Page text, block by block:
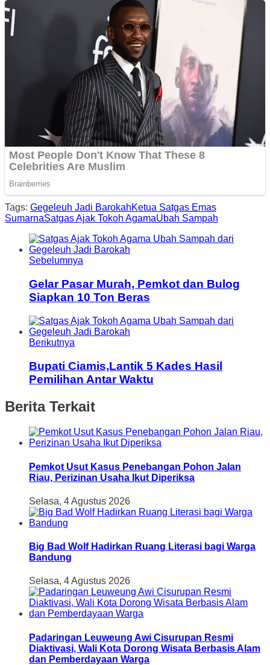
Tags: Gegeleuh Jadi BarokahKetua Satgas Emas
SumarnaSatgas Ajak Tokoh AgamaUbah Sampah
Sebelumnya
Gelar Pasar Murah, Pemkot dan Bulog
Siapkan 10 Ton Beras
Berikutnya
Bupati Ciamis,Lantik 5 Kades Hasil
Pemilihan Antar Waktu
Berita Terkait
Pemkot Usut Kasus Penebangan Pohon Jalan
Riau, Perizinan Usaha Ikut Diperiksa
Selasa, 4 Agustus 2026
Big Bad Wolf Hadirkan Ruang Literasi bagi Warga
Bandung
Selasa, 4 Agustus 2026
Padaringan Leuweung Awi Cisurupan Resmi
Diaktivasi, Wali Kota Dorong Wisata Berbasis Alam
dan Pemberdayaan Warga